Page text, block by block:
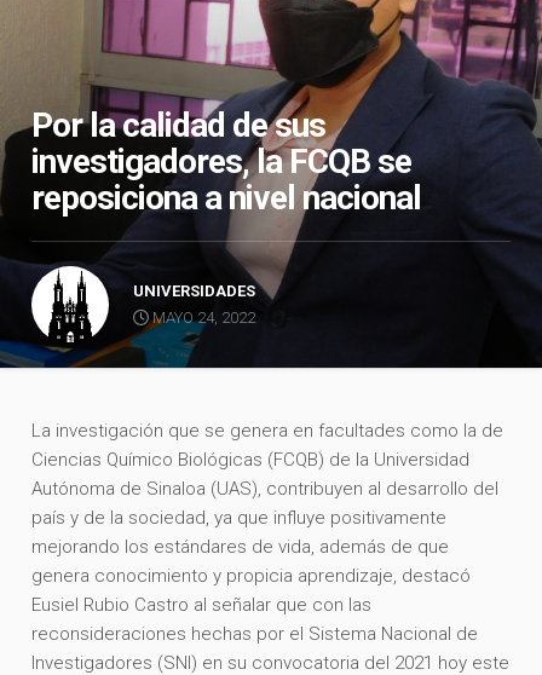
Por la calidad de sus
investigadores, la FCQB se
reposiciona a nivel nacional
UNIVERSIDADES
MAYO 24, 2022
La investigación que se genera en facultades como la de
Ciencias Químico Biológicas (FCQB) de la Universidad
Autónoma de Sinaloa (UAS), contribuyen al desarrollo del
país y de la sociedad, ya que influye positivamente
mejorando los estándares de vida, además de que
genera conocimiento y propicia aprendizaje, destacó
Eusiel Rubio Castro al señalar que con las
reconsideraciones hechas por el Sistema Nacional de
Investigadores (SNI) en su convocatoria del 2021 hoy este